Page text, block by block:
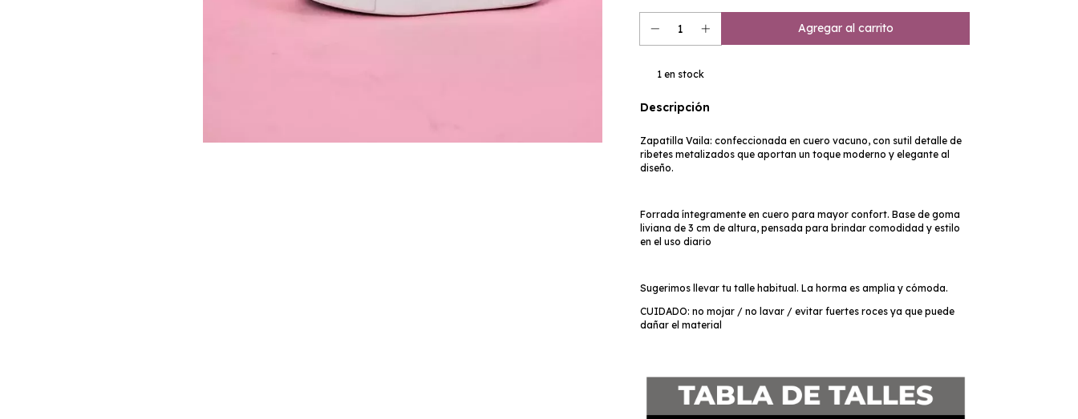
1 en stock
Descripción
Zapatilla Vaila: confeccionada en cuero vacuno, con sutil detalle de
ribetes metalizados que aportan un toque moderno y elegante al
diseño.
Forrada íntegramente en cuero para mayor confort. Base de goma
liviana de 3 cm de altura, pensada para brindar comodidad y estilo
en el uso diario
Sugerimos llevar tu talle habitual. La horma es amplia y cómoda.
CUIDADO: no mojar / no lavar / evitar fuertes roces ya que puede
dañar el material